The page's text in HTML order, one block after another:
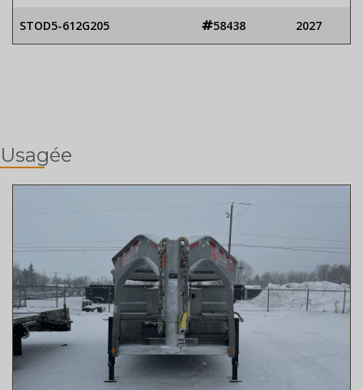
STOD5-612G205 58438 2027
Usagée